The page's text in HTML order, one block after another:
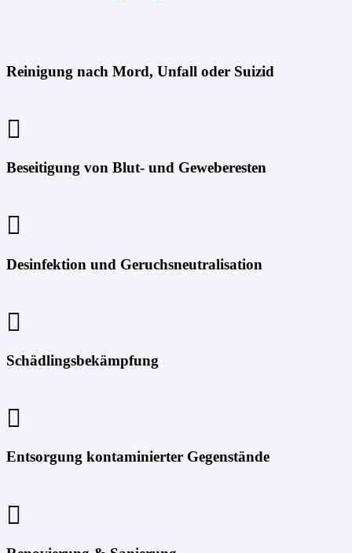
Reinigung nach Mord, Unfall oder Suizid
Beseitigung von Blut- und Geweberesten
Desinfektion und Geruchsneutralisation
Schädlingsbekämpfung
Entsorgung kontaminierter Gegenstände